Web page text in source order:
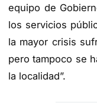
equipo de
los servicios
la mayor crisis
pero tampoco se
la localidad”.